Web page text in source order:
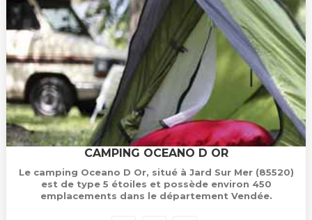
CAMPING OCEANO D OR
Le camping Oceano D Or, situé à Jard Sur Mer (85520)
est de type 5 étoiles et possède environ 450
emplacements dans le département Vendée.